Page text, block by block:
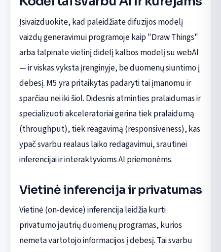
Įsivaizduokite, kad paleidžiate difuzijos modelį
vaizdų generavimui programoje kaip "Draw Things"
arba talpinate vietinį didelį kalbos modelį su webAI
— ir viskas vyksta įrenginyje, be duomenų siuntimo į
debesį. M5 yra pritaikytas padaryti tai įmanomu ir
sparčiau nei iki šiol. Didesnis atminties pralaidumas ir
specializuoti akceleratoriai gerina tiek pralaidumą
(throughput), tiek reagavimą (responsiveness), kas
ypač svarbu realaus laiko redagavimui, srautinei
inferencijai ir interaktyvioms AI priemonėms.
Vietinė inferencija ir privatumas
Vietinė (on-device) inferencija leidžia kurti
privatumo jautrių duomenų programas, kurios
nemeta vartotojo informacijos į debesį. Tai svarbu